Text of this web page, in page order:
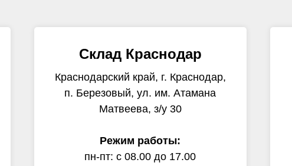
Склад Краснодар
Краснодарский край, г. Краснодар,
п. Березовый, ул. им. Атамана
Матвеева, з/у 30
Режим работы:
пн-пт: с 08.00 до 17.00